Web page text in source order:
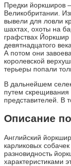
Предки йоркширов
Великобритании.
вывели для ловли
шахтах, охоты на
графствах
девятнадцатого
А потом они
королевской
терьеры попали
В дальнейшем
путем
представителей. В
Описание
Английский
карликовых
разновидность
характеристиками